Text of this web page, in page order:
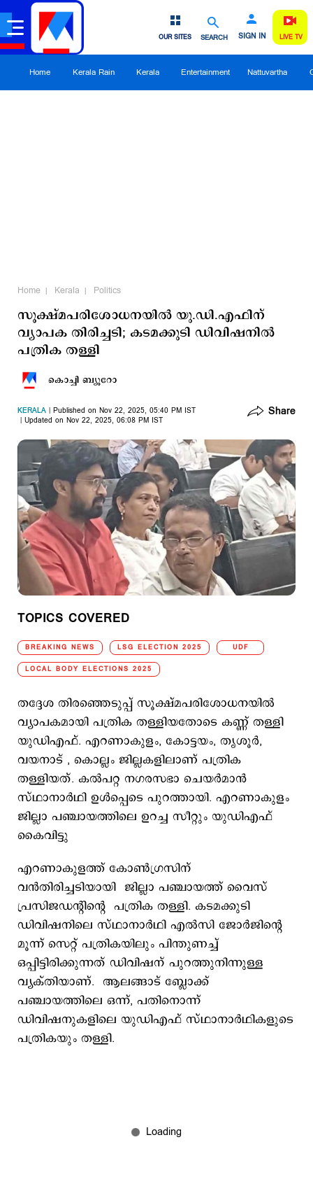
SEARCH SIGN IN
OUR SITES LIVE TV
Home Kerala Rain Kerala Entertainment Nattuvartha
Home Kerala Politics
സൂക്ഷ്മപരിശോധനയില്‍ യു.ഡി.എഫിന്
വ്യാപക തിരിച്ചടി; കടമക്കുടി ഡിവിഷനില്‍
പത്രിക തള്ളി
കൊച്ചി ബ്യൂറോ
KERALA
Published on Nov 22, 2025, 05:40 PM IST
Updated on Nov 22, 2025, 06:08 PM IST
Share
TOPICS COVERED
BREAKING NEWS LSG ELECTION 2025 UDF
LOCAL BODY ELECTIONS 2025
തദ്ദേശ തിരഞ്ഞെടുപ്പ് സൂക്ഷ്മപരിശോധനയില്‍
വ്യാപകമായി പത്രിക തള്ളിയതോടെ കണ്ണ് തള്ളി
യുഡിഎഫ്. എറണാകുളം, കോട്ടയം, തൃശൂര്‍,
വയനാട് , കൊല്ലം ജില്ലകളിലാണ് പത്രിക
തള്ളിയത്. കല്‍പറ്റ നഗരസഭാ ചെയര്‍മാന്‍
സ്ഥാനാര്‍ഥി ഉള്‍പ്പെടെ പുറത്തായി. എറണാകുളം
ജില്ലാ പഞ്ചായത്തിലെ ഉറച്ച സീറ്റും യുഡിഎഫ്
കൈവിട്ടു
എറണാകുളത്ത് കോൺഗ്രസിന്
വൻതിരിച്ചടിയായി ജില്ലാ പഞ്ചായത്ത് വൈസ്
പ്രസിജഡന്‍റിന്‍റെ പത്രിക തള്ളി. കടമക്കുടി
ഡിവിഷനിലെ സ്ഥാനാർഥി എൽസി ജോർജിന്‍റെ
മൂന്ന് സെറ്റ് പത്രികയിലും പിന്തുണച്ച്
ഒപ്പിട്ടിരിക്കുന്നത് ഡിവിഷന് പുറത്തുനിന്നുള്ള
വ്യക്തിയാണ്. ആലങ്ങാട് ബ്ലോക്ക്
പഞ്ചായത്തിലെ ഒന്ന്, പതിനൊന്ന്
ഡിവിഷനുകളിലെ യുഡിഎഫ് സ്ഥാനാർഥികളുടെ
പത്രികയും തള്ളി.